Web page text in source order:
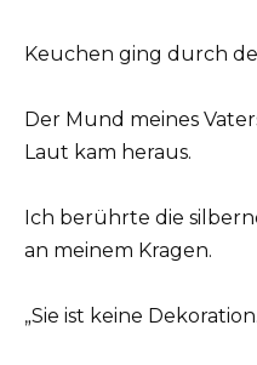
Keuchen ging durch
Der Mund meines
Laut kam heraus.
Ich berührte die
an meinem Kragen.
„Sie ist keine Dekoration.